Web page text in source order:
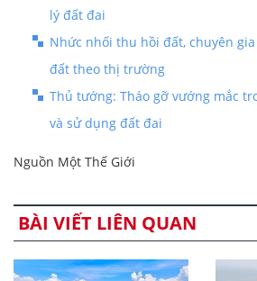
lý đất đai
Nhức nhối thu hồi đất, chuyên
đất theo thị trường
Thủ tướng: Tháo gỡ vướng mắc
và sử dụng đất đai
Nguồn Một Thế Giới
BÀI VIẾT LIÊN QUAN